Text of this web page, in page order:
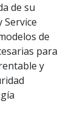
de su
Service
de
para
y